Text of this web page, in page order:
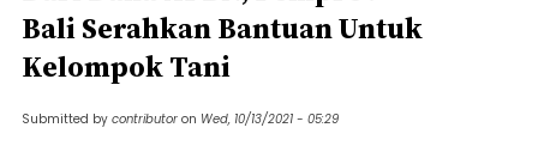
Bali Serahkan Bantuan Untuk
Kelompok Tani
Submitted by contributor on Wed, 10/13/2021 - 05:29